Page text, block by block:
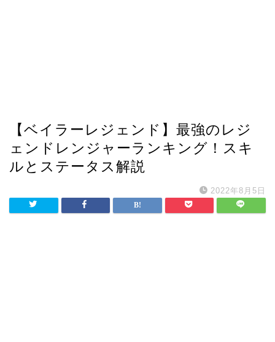
【ベイラーレジェンド】最強のレジ
ェンドレンジャーランキング！スキ
ルとステータス解説
2022年8月5日